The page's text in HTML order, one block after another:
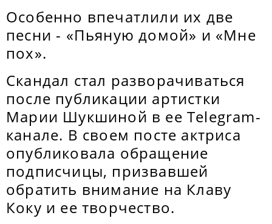
Особенно впечатлили их две
песни - «Пьяную домой» и «Мне
пох».
Скандал стал разворачиваться
после публикации артистки
Марии Шукшиной в ее Telegram-
канале. В своем посте актриса
опубликовала обращение
подписчицы, призвавшей
обратить внимание на Клаву
Коку и ее творчество.